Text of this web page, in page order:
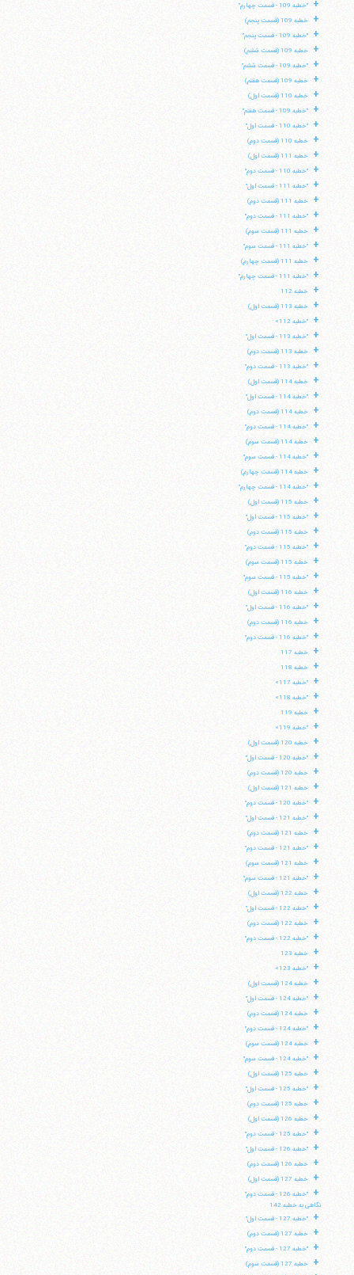
+ "خطبه 109 - قسمت چهارم"
+ خطبه 109 (قسمت پنجم)
+ "خطبه 109 - قسمت پنجم"
+ خطبه 109 (قسمت ششم)
+ "خطبه 109 - قسمت ششم"
+ خطبه 109 (قسمت هفتم)
+ خطبه 110 (قسمت اول)
+ "خطبه 109 - قسمت هفتم"
+ "خطبه 110 - قسمت اول"
+ خطبه 110 (قسمت دوم)
+ خطبه 111 (قسمت اول)
+ "خطبه 110 - قسمت دوم"
+ "خطبه 111 - قسمت اول"
+ خطبه 111 (قسمت دوم)
+ "خطبه 111 - قسمت دوم"
+ خطبه 111 (قسمت سوم)
+ "خطبه 111 - قسمت سوم"
+ خطبه 111 (قسمت چهارم)
+ "خطبه 111 - قسمت چهارم"
+ خطبه 112
+ خطبه 113 (قسمت اول)
+ "خطبه 112»
+ "خطبه 113 - قسمت اول"
+ خطبه 113 (قسمت دوم)
+ "خطبه 113 - قسمت دوم"
+ خطبه 114 (قسمت اول)
+ "خطبه 114 - قسمت اول"
+ خطبه 114 (قسمت دوم)
+ "خطبه 114 - قسمت دوم"
+ خطبه 114 (قسمت سوم)
+ "خطبه 114 - قسمت سوم"
+ خطبه 114 (قسمت چهارم)
+ "خطبه 114 - قسمت چهارم"
+ خطبه 115 (قسمت اول)
+ "خطبه 115 - قسمت اول"
+ خطبه 115 (قسمت دوم)
+ "خطبه 115 - قسمت دوم"
+ خطبه 115 (قسمت سوم)
+ "خطبه 115 - قسمت سوم"
+ خطبه 116 (قسمت اول)
+ "خطبه 116 - قسمت اول"
+ خطبه 116 (قسمت دوم)
+ "خطبه 116 - قسمت دوم"
+ خطبه 117
+ خطبه 118
+ "خطبه 117»
+ "خطبه 118»
+ خطبه 119
+ "خطبه 119»
+ خطبه 120 (قسمت اول)
+ "خطبه 120 - قسمت اول"
+ خطبه 120 (قسمت دوم)
+ خطبه 121 (قسمت اول)
+ "خطبه 120 - قسمت دوم"
+ "خطبه 121 - قسمت اول"
+ خطبه 121 (قسمت دوم)
+ "خطبه 121 - قسمت دوم"
+ خطبه 121 (قسمت سوم)
+ "خطبه 121 - قسمت سوم"
+ خطبه 122 (قسمت اول)
+ "خطبه 122 - قسمت اول"
+ خطبه 122 (قسمت دوم)
+ "خطبه 122 - قسمت دوم"
+ خطبه 123
+ "خطبه 123»
+ خطبه 124 (قسمت اول)
+ "خطبه 124 - قسمت اول"
+ خطبه 124 (قسمت دوم)
+ "خطبه 124 - قسمت دوم"
+ خطبه 124 (قسمت سوم)
+ "خطبه 124 - قسمت سوم"
+ خطبه 125 (قسمت اول)
+ "خطبه 125 - قسمت اول"
+ خطبه 125 (قسمت دوم)
+ خطبه 126 (قسمت اول)
+ "خطبه 125 - قسمت دوم"
+ "خطبه 126 - قسمت اول"
+ خطبه 126 (قسمت دوم)
+ خطبه 127 (قسمت اول)
+
"خطبه 126 - قسمت دوم"
نگاهی به خطبه 142
+ "خطبه 127 - قسمت اول"
+ خطبه 127 (قسمت دوم)
+ "خطبه 127 - قسمت دوم"
+ خطبه 127 (قسمت سوم)